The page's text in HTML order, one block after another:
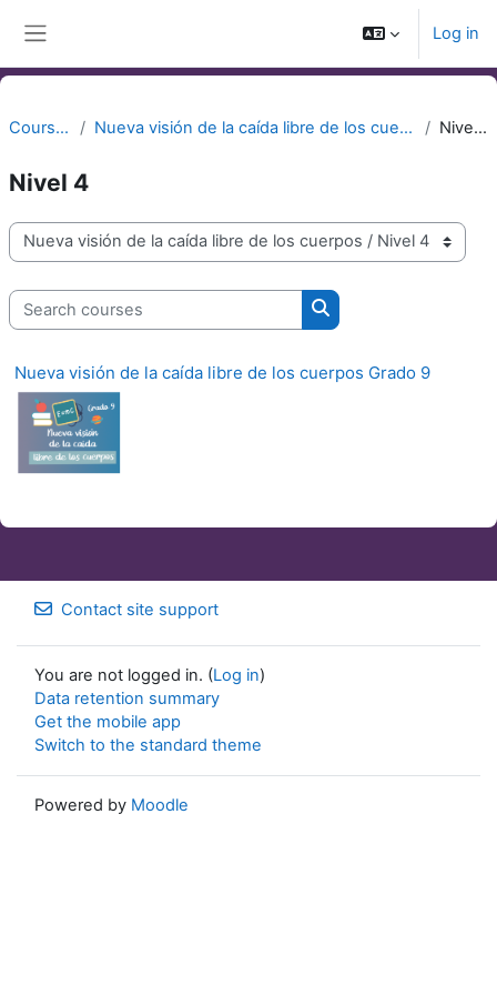
Log in
Courses Nueva visión de la caída libre de los cuerpos Nivel 4
Nivel 4
Course categories
Search courses
Search courses
Nueva visión de la caída libre de los cuerpos Grado 9
Contact site support
You are not logged in. (Log in)
Data retention summary
Get the mobile app
Switch to the standard theme
Powered by Moodle